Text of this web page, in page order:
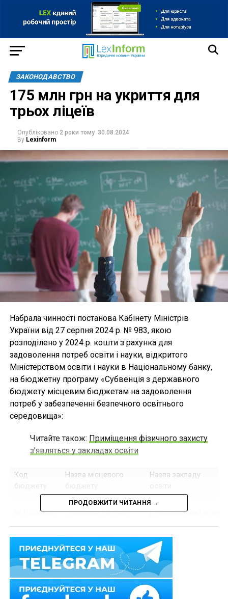
ЗАКОНОДАВСТВО
175 млн грн на укриття для
трьох ліцеїв
Опубліковано 2 роки тому 30.08.2024
By Lexinform
Набрала чинності постанова Кабінету Міністрів
України від 27 серпня 2024 р. № 983, якою
розподілено у 2024 р. кошти з рахунка для
задоволення потреб освіти і науки, відкритого
Міністерством освіти і науки в Національному банку,
на бюджетну програму «Субвенція з державного
бюджету місцевим бюджетам на задоволення
потреб у забезпеченні безпечного освітнього
середовища»:
Читайте також: Приміщення фізичного захисту
з’являться у закладах освіти
Код
Назва місцевого
Назва закладу
0810000000
Обласний бюджет
Запорізької області
Біленьківський ліцей
«Лідер»
Біленьківської
сільської ради
Запорізького району
Запорізької області
ПРОДОВЖИТИ ЧИТАННЯ →